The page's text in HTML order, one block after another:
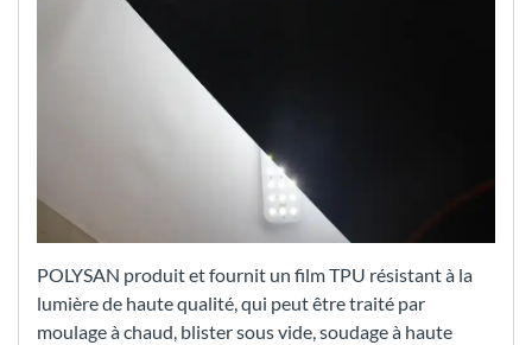
POLYSAN produit et fournit un film TPU résistant à la
lumière de haute qualité, qui peut être traité par
moulage à chaud, blister sous vide, soudage à haute